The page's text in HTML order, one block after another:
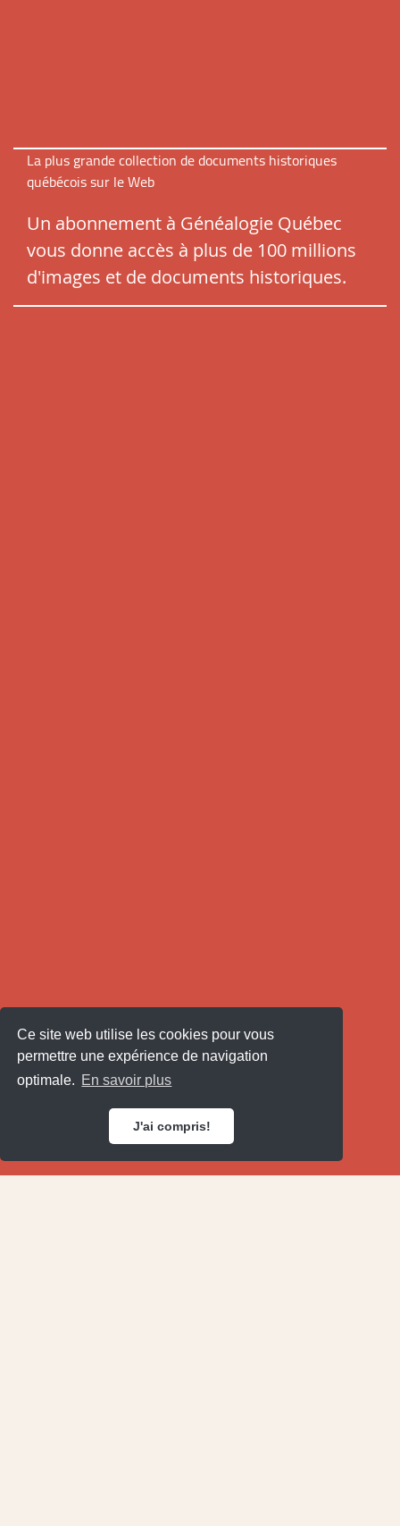
Ce site web utilise les cookies pour vous
permettre une expérience de navigation
optimale. En savoir plus
J'ai compris!
La plus grande collection de documents historiques
québécois sur le Web
Un abonnement à Généalogie Québec
vous donne accès à plus de 100 millions
d'images et de documents historiques.